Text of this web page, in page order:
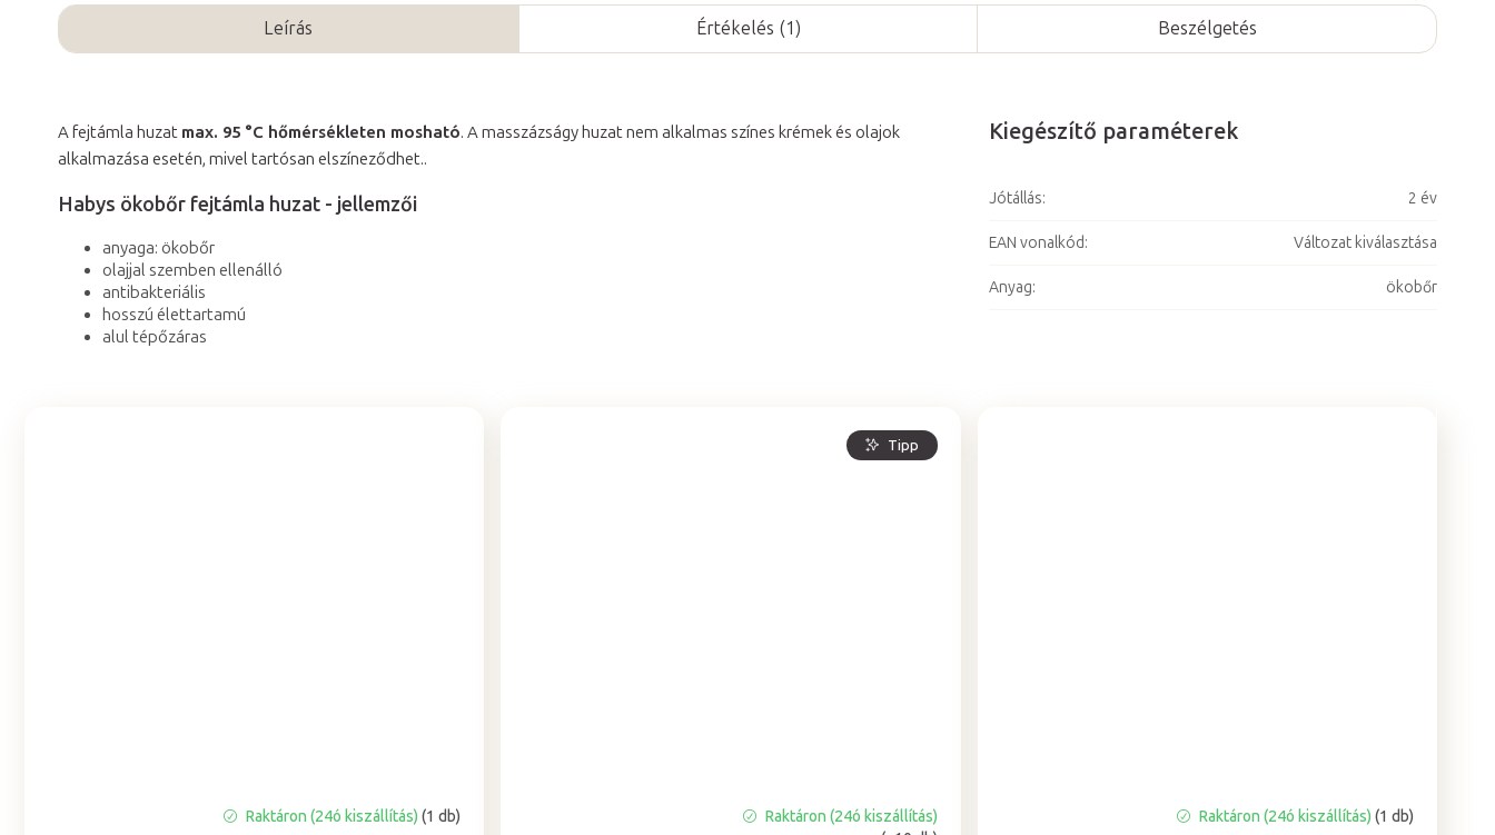
Raktáron (24ó kiszállítás)(1 db)
Tipp
Raktáron (24ó kiszállítás)
Raktáron (24ó kiszállítás) (1 db)
Leírás Értékelés (1) Beszélgetés
A fejtámla huzat max. 95 °C hőmérsékleten mosható. A masszázságy huzat nem alkalmas színes krémek és olajok
alkalmazása esetén, mivel tartósan elszíneződhet..
Habys ökobőr fejtámla huzat - jellemzői
anyaga: ökobőr
olajjal szemben ellenálló
antibakteriális
hosszú élettartamú
alul tépőzáras
Kiegészítő paraméterek
Jótállás: 2 év
EAN vonalkód: Változat kiválasztása
Anyag: ökobőr